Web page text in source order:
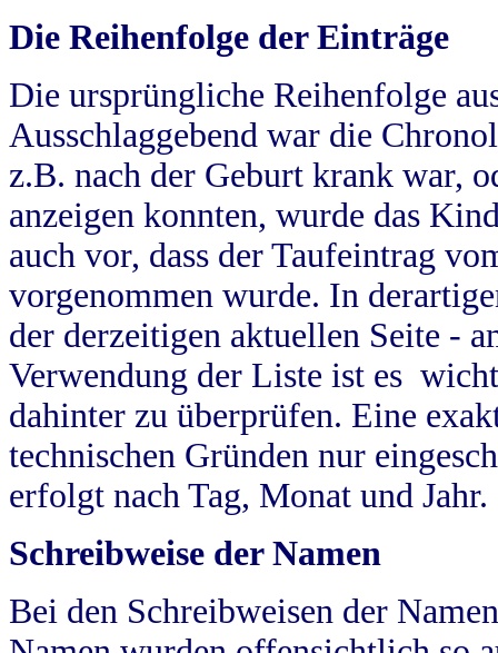
Die Reihenfolge der Einträge
Die ursprüngliche Reihenfolge
Ausschlaggebend war die
z.B. nach der Geburt krank war,
anzeigen konnten, wurde das
auch vor, dass der Taufeintrag
vorgenommen wurde. In
der derzeitigen aktuellen Seite -
Verwendung der Liste ist es
dahinter zu überprüfen. Eine
technischen Gründen nur
erfolgt nach Tag, Monat und Jahr.
Schreibweise der Namen
Bei den Schreibweisen der